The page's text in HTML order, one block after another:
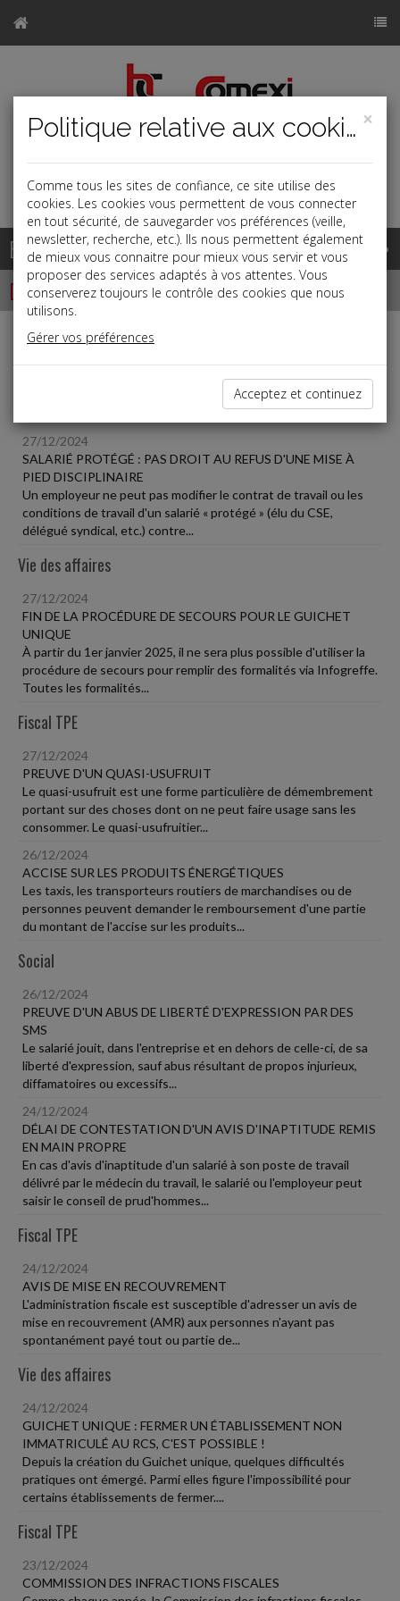
j
a
Base documentaire
Dépêches
Liste des dernières dépêches
27/12/2024
SALARIÉ PROTÉGÉ : PAS DROIT AU REFUS D'UNE MISE À
PIED DISCIPLINAIRE
Un employeur ne peut pas modifier le contrat de travail ou les
conditions de travail d'un salarié « protégé » (élu du CSE,
délégué syndical, etc.) contre...
Vie des affaires
27/12/2024
FIN DE LA PROCÉDURE DE SECOURS POUR LE GUICHET
UNIQUE
À partir du 1er janvier 2025, il ne sera plus possible d'utiliser la
procédure de secours pour remplir des formalités via Infogreffe.
Toutes les formalités...
Fiscal TPE
27/12/2024
PREUVE D'UN QUASI-USUFRUIT
Le quasi-usufruit est une forme particulière de démembrement
portant sur des choses dont on ne peut faire usage sans les
consommer. Le quasi-usufruitier...
26/12/2024
ACCISE SUR LES PRODUITS ÉNERGÉTIQUES
Les taxis, les transporteurs routiers de marchandises ou de
personnes peuvent demander le remboursement d'une partie
du montant de l'accise sur les produits...
Social
26/12/2024
PREUVE D'UN ABUS DE LIBERTÉ D'EXPRESSION PAR DES
SMS
Le salarié jouit, dans l'entreprise et en dehors de celle-ci, de sa
liberté d'expression, sauf abus résultant de propos injurieux,
diffamatoires ou excessifs...
24/12/2024
DÉLAI DE CONTESTATION D'UN AVIS D'INAPTITUDE REMIS
EN MAIN PROPRE
En cas d'avis d'inaptitude d'un salarié à son poste de travail
délivré par le médecin du travail, le salarié ou l'employeur peut
saisir le conseil de prud'hommes...
Fiscal TPE
24/12/2024
AVIS DE MISE EN RECOUVREMENT
L'administration fiscale est susceptible d'adresser un avis de
mise en recouvrement (AMR) aux personnes n'ayant pas
spontanément payé tout ou partie de...
Vie des affaires
24/12/2024
GUICHET UNIQUE : FERMER UN ÉTABLISSEMENT NON
IMMATRICULÉ AU RCS, C'EST POSSIBLE !
Depuis la création du Guichet unique, quelques difficultés
pratiques ont émergé. Parmi elles figure l'impossibilité pour
certains établissements de fermer....
Fiscal TPE
23/12/2024
COMMISSION DES INFRACTIONS FISCALES
×
Politique relative aux cookies
Comme tous les sites de confiance, ce site utilise des
cookies. Les cookies vous permettent de vous connecter
en tout sécurité, de sauvegarder vos préférences (veille,
newsletter, recherche, etc.). Ils nous permettent également
de mieux vous connaitre pour mieux vous servir et vous
proposer des services adaptés à vos attentes. Vous
conserverez toujours le contrôle des cookies que nous
utilisons.
Gérer vos préférences
Acceptez et continuez